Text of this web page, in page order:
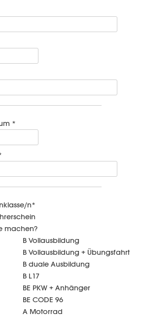
*
n*
machen?
B Vollausbildung
B Vollausbildung + Übungsfahrt
B duale Ausbildung
B L17
BE PKW + Anhänger
BE CODE 96
A Motorrad